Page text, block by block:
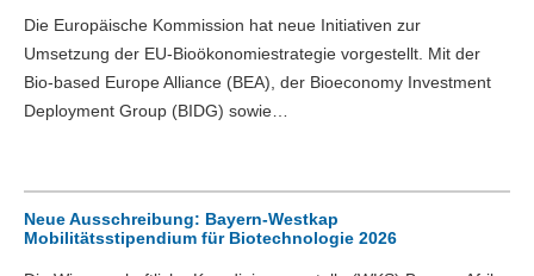
Die Europäische Kommission hat neue Initiativen zur
Umsetzung der EU-Bioökonomiestrategie vorgestellt. Mit der
Bio-based Europe Alliance (BEA), der Bioeconomy Investment
Deployment Group (BIDG) sowie…
Neue Ausschreibung: Bayern-Westkap
Mobilitätsstipendium für Biotechnologie 2026